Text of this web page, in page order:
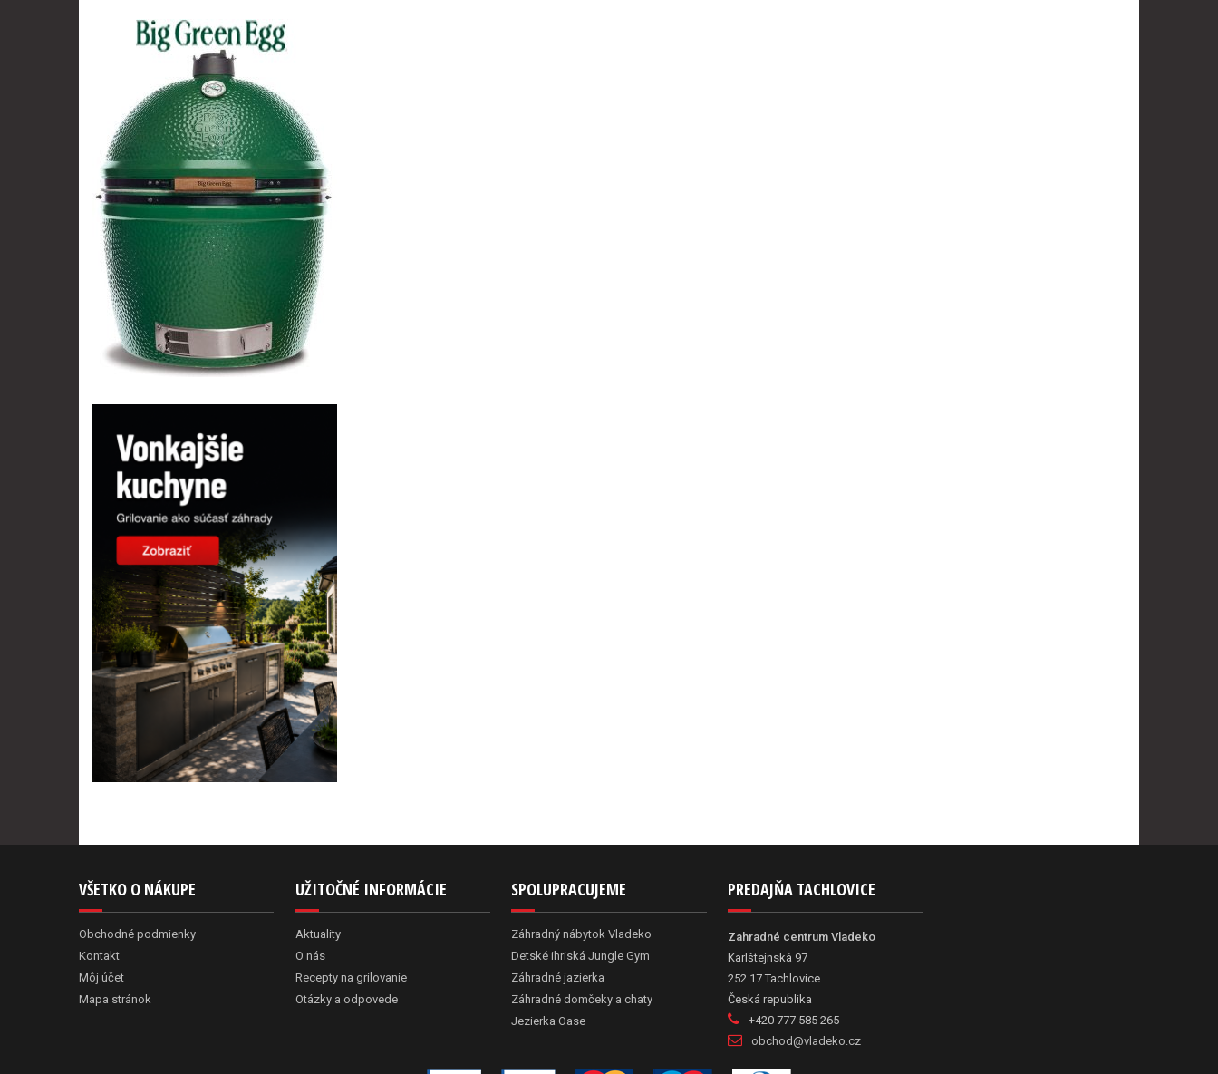
VŠETKO O NÁKUPE
Obchodné podmienky
Kontakt
Môj účet
Mapa stránok
UŽITOČNÉ INFORMÁCIE
Aktuality
O nás
Recepty na grilovanie
Otázky a odpovede
SPOLUPRACUJEME
Záhradný nábytok Vladeko
Detské ihriská Jungle Gym
Záhradné jazierka
Záhradné domčeky a chaty
Jezierka Oase
PREDAJŇA TACHLOVICE
Zahradné centrum Vladeko
Karlštejnská 97
252 17 Tachlovice
Česká republika
+420 777 585 265
obchod@vladeko.cz